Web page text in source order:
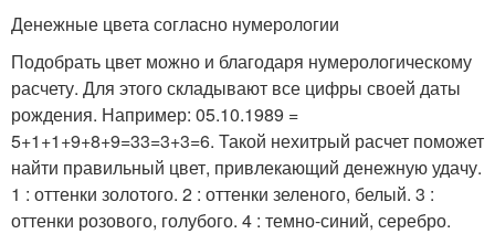
Денежные цвета согласно нумерологии
Подобрать цвет можно и благодаря нумерологическому
расчету. Для этого складывают все цифры своей даты
рождения. Например: 05.10.1989 =
5+1+1+9+8+9=33=3+3=6. Такой нехитрый расчет поможет
найти правильный цвет, привлекающий денежную удачу.
1 : оттенки золотого. 2 : оттенки зеленого, белый. 3 :
оттенки розового, голубого. 4 : темно-синий, серебро.